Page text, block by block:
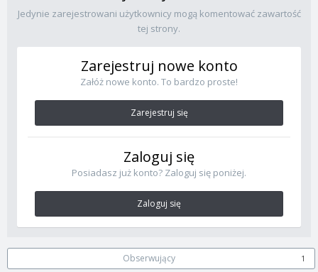
Jedynie zarejestrowani użytkownicy mogą komentować zawartość
tej strony.
Zarejestruj nowe konto
Załóż nowe konto. To bardzo proste!
Zarejestruj się
Zaloguj się
Posiadasz już konto? Zaloguj się poniżej.
Zaloguj się
Obserwujący 1